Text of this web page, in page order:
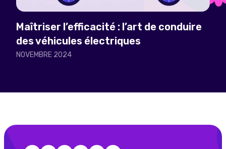
Maîtriser l’efficacité : l’art de conduire
des véhicules électriques
NOVEMBRE 2024